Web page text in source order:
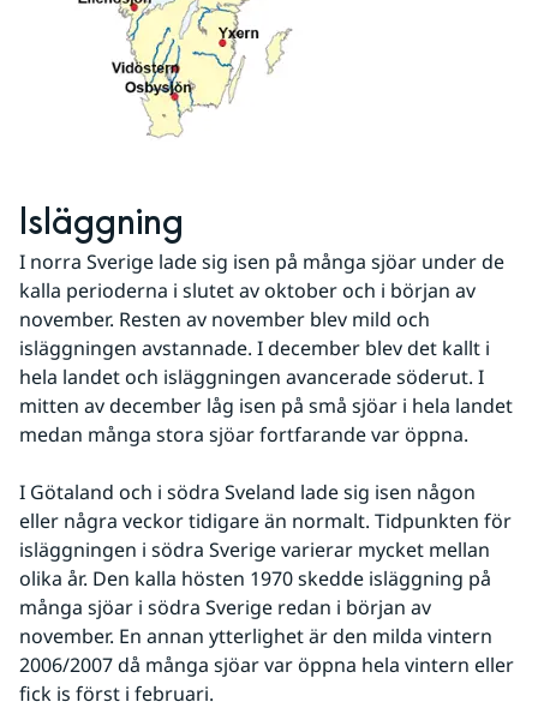
Isläggning
I norra Sverige lade sig isen på många sjöar under de
kalla perioderna i slutet av oktober och i början av
november. Resten av november blev mild och
isläggningen avstannade. I december blev det kallt i
hela landet och isläggningen avancerade söderut. I
mitten av december låg isen på små sjöar i hela landet
medan många stora sjöar fortfarande var öppna.
I Götaland och i södra Sveland lade sig isen någon
eller några veckor tidigare än normalt. Tidpunkten för
isläggningen i södra Sverige varierar mycket mellan
olika år. Den kalla hösten 1970 skedde isläggning på
många sjöar i södra Sverige redan i början av
november. En annan ytterlighet är den milda vintern
2006/2007 då många sjöar var öppna hela vintern eller
fick is först i februari.